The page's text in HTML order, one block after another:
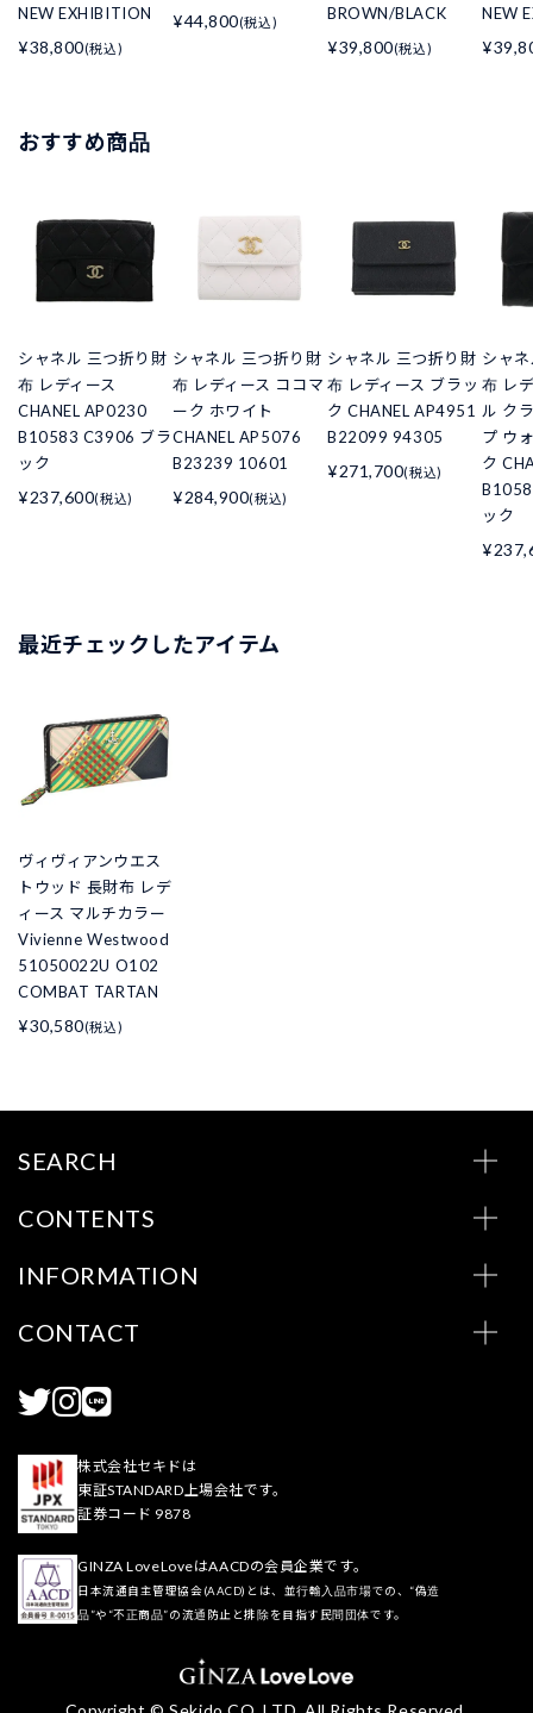
NEW EXHIBITION
¥38,800(税込)
¥44,800(税込)
BROWN/BLACK
¥39,800(税込)
NEW
おすすめ商品
シャネル 三つ折り財
布 レディース
CHANEL AP0230
B10583 C3906 ブラ
ック
¥237,600(税込)
シャネル 三つ折り財
布 レディース ココマ
ーク ホワイト
CHANEL AP5076
B23239 10601
¥284,900(税込)
シャネル 三つ折り財
布 レディース ブラッ
ク CHANEL AP4951
B22099 94305
¥271,700(税込)
シャ
布 レ
ル ク
プ ウ
ク
ック
最近チェックしたアイテム
ヴィヴィアンウエス
トウッド 長財布 レデ
ィース マルチカラー
Vivienne Westwood
51050022U O102
COMBAT TARTAN
¥30,580(税込)
SEARCH
CONTENTS
INFORMATION
CONTACT
株式会社セキドは
東証STANDARD上場会社です。
証券コード 9878
GINZA LoveLoveはAACDの会員企業です。
日本流通自主管理協会(AACD)とは、並行輸入品市場での、“偽造
品”や“不正商品”の流通防止と排除を目指す民間団体です。